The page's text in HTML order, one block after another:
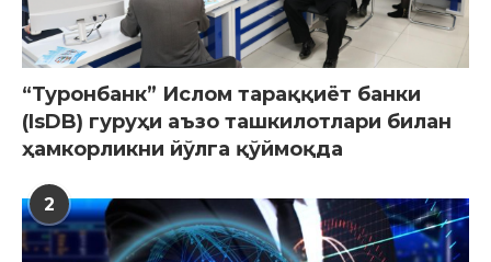
“Туронбанк” Ислом тараққиёт банки
(IsDB) гуруҳи аъзо ташкилотлари билан
ҳамкорликни йўлга қўймоқда
2